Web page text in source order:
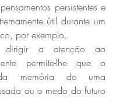
persistentes e
útil durante um
por exemplo.
dirigir a atenção ao
permite-lhe que o
memória de uma
ou o medo do futuro